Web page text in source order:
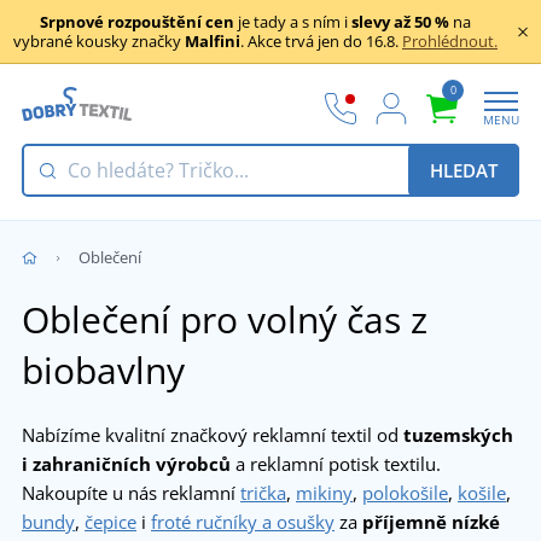
Srpnové rozpouštění cen je tady a s ním islevy až 50 % na
vybrané kousky značky Malfini. Akce trvá jen do 16.8. Prohlédnout.
0
MENU
HLEDAT
Oblečení
Oblečení pro volný čas z
biobavlny
Nabízíme kvalitní značkový reklamní textil od tuzemských
i zahraničních výrobců a reklamní potisk textilu.
Nakoupíte u nás reklamní trička, mikiny, polokošile, košile,
bundy, čepice i froté ručníky a osušky za příjemně nízké